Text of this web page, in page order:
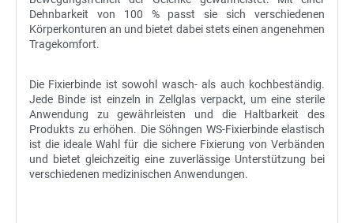
Dehnbarkeit von 100 % passt sie sich verschiedenen
Körperkonturen an und bietet dabei stets einen angenehmen
Tragekomfort.
Die Fixierbinde ist sowohl wasch- als auch kochbeständig.
Jede Binde ist einzeln in Zellglas verpackt, um eine sterile
Anwendung zu gewährleisten und die Haltbarkeit des
Produkts zu erhöhen. Die Söhngen WS-Fixierbinde elastisch
ist die ideale Wahl für die sichere Fixierung von Verbänden
und bietet gleichzeitig eine zuverlässige Unterstützung bei
verschiedenen medizinischen Anwendungen.